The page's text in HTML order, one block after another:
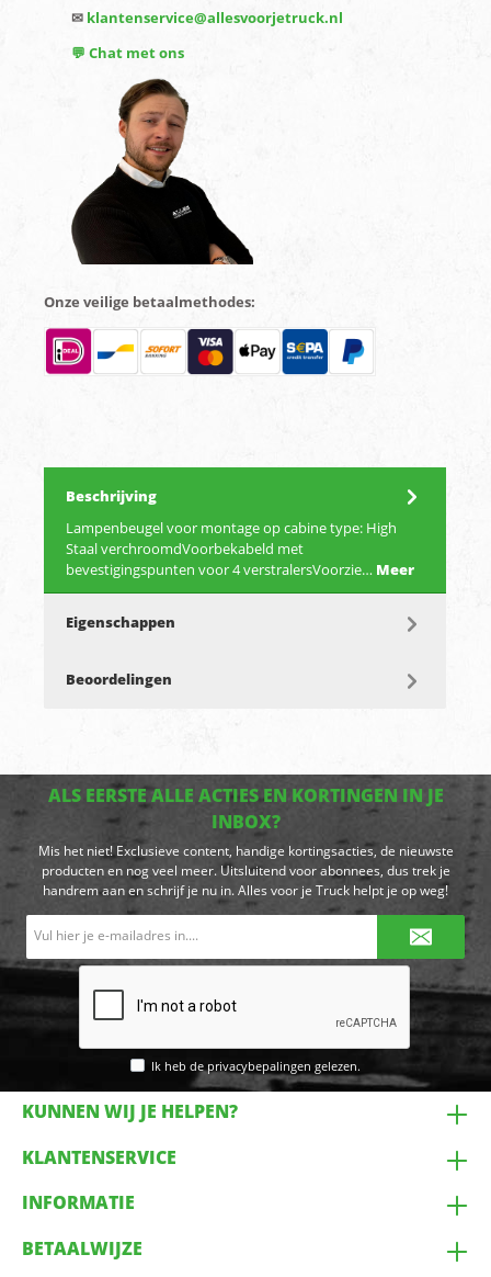
✉ klantenservice@allesvoorjetruck.nl
💬 Chat met ons
Onze veilige betaalmethodes:
Beschrijving
Lampenbeugel voor montage op cabine type: High
Staal verchroomdVoorbekabeld met
bevestigingspunten voor 4 verstralersVoorzie… Meer
Eigenschappen
Beoordelingen
ALS EERSTE ALLE ACTIES EN KORTINGEN IN JE
INBOX?
Mis het niet! Exclusieve content, handige kortingsacties, de nieuwste
producten en nog veel meer. Uitsluitend voor abonnees, dus trek je
handrem aan en schrijf je nu in. Alles voor je Truck helpt je op weg!
Ik heb de privacybepalingen gelezen.
KUNNEN WIJ JE HELPEN?
KLANTENSERVICE
INFORMATIE
BETAALWIJZE